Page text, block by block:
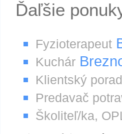
Ďaľšie
Fyzioterapeut
Kuchár
Klientský
Predavač
Školiteľ/ka,